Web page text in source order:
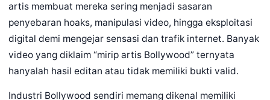
artis membuat mereka sering menjadi sasaran
penyebaran hoaks, manipulasi video, hingga eksploitasi
digital demi mengejar sensasi dan trafik internet. Banyak
video yang diklaim “mirip artis Bollywood” ternyata
hanyalah hasil editan atau tidak memiliki bukti valid.
Industri Bollywood sendiri memang dikenal memiliki